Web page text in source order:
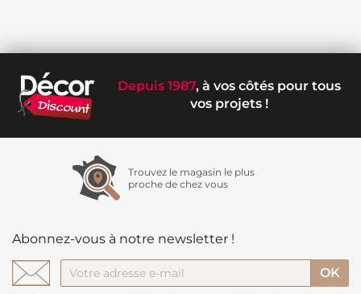
Depuis 1987, à vos côtés pour tous
vos projets !
Trouvez le magasin le plus
proche de chez vous
Abonnez-vous à notre newsletter !